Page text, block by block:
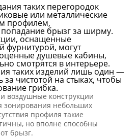
таких перегородок
или металлические
профилем,
брызг за ширму.
оснащенные
фурнитурой, могут
душевые кабины,
смотрятся в интерьере.
таких изделий лишь один —
чистотой на стыках, чтобы
грибка.
воздушные конструкции
зонирования небольших
профиля такие
но вполне способны
брызг.